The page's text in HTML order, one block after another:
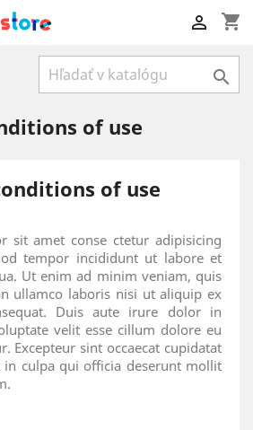
shopping_cart


of use
of use
sit amet conse ctetur adipisicing
tempor incididunt ut labore et
Ut enim ad minim veniam, quis
ullamco laboris nisi ut aliquip ex
Duis aute irure dolor in
velit esse cillum dolore eu
Excepteur sint occaecat cupidatat
culpa qui officia deserunt mollit